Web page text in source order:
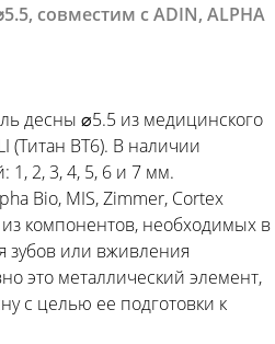
совместим с ADIN, ALPHA
десны ⌀5.5 из медицинского
(Титан ВТ6). В наличии
1, 2, 3, 4, 5, 6 и 7 мм.
Bio, MIS, Zimmer, Cortex
компонентов, необходимых в
зубов или вживления
это металлический элемент,
с целью ее подготовки к